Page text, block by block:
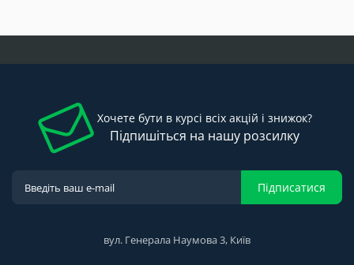
Хочете бути в курсі всіх акцій і знижок?
Підпишіться на нашу розсилку
Підписатися
вул. Генерала Наумова 3, Київ